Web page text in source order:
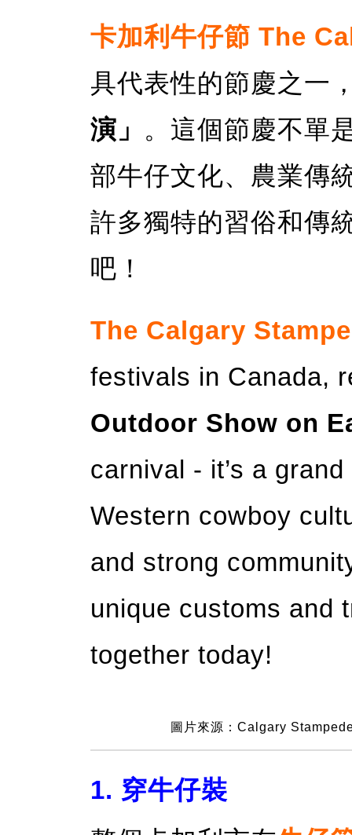
卡加利牛仔節 The
具代表性的節慶之一
演」 。這個節慶不單
部牛仔文化、農業傳
許多獨特的習俗和傳
吧！
The Calgary
festivals in Canada,
Outdoor Show on
carnival - it’s a
Western cowboy
and strong
unique customs and
together today!
圖片來源：Calgary
1. 穿牛仔裝